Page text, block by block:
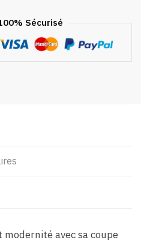
Sécurisé
avec sa coupe